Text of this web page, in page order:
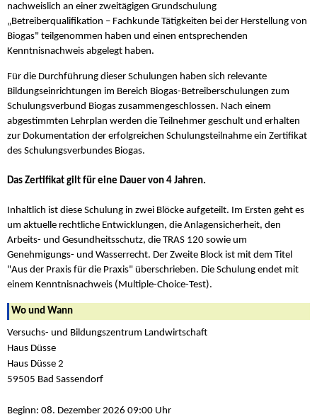
nachweislich an einer zweitägigen Grundschulung
„Betreiberqualifikation – Fachkunde Tätigkeiten bei der Herstellung von
Biogas" teilgenommen haben und einen entsprechenden
Kenntnisnachweis abgelegt haben.
Für die Durchführung dieser Schulungen haben sich relevante
Bildungseinrichtungen im Bereich Biogas-Betreiberschulungen zum
Schulungsverbund Biogas zusammengeschlossen. Nach einem
abgestimmten Lehrplan werden die Teilnehmer geschult und erhalten
zur Dokumentation der erfolgreichen Schulungsteilnahme ein Zertifikat
des Schulungsverbundes Biogas.
Das Zertifikat gilt für eine Dauer von 4 Jahren.
Inhaltlich ist diese Schulung in zwei Blöcke aufgeteilt. Im Ersten geht es
um aktuelle rechtliche Entwicklungen, die Anlagensicherheit, den
Arbeits- und Gesundheitsschutz, die TRAS 120 sowie um
Genehmigungs- und Wasserrecht. Der Zweite Block ist mit dem Titel
"Aus der Praxis für die Praxis" überschrieben. Die Schulung endet mit
einem Kenntnisnachweis (Multiple-Choice-Test).
Wo und Wann
Versuchs- und Bildungszentrum Landwirtschaft
Haus Düsse
Haus Düsse 2
59505 Bad Sassendorf
Beginn: 08. Dezember 2026 09:00 Uhr